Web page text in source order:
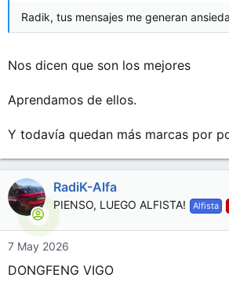
Radik, tus mensajes me generan
Nos dicen que son los mejores
Aprendamos de ellos.
Y todavía quedan más marcas por
RadiK-Alfa
PIENSO, LUEGO ALFISTA! Alfista
7 May 2026
DONGFENG VIGO